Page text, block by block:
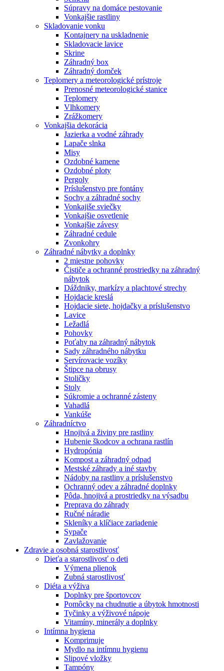
Súpravy na domáce pestovanie
Vonkajšie rastliny
Skladovanie vonku
Kontajnery na uskladnenie
Skladovacie lavice
Skrine
Záhradný box
Záhradný domček
Teplomery a meteorologické prístroje
Prenosné meteorologické stanice
Teplomery
Vlhkomery
Zrážkomery
Vonkajšia dekorácia
Jazierka a vodné záhrady
Lapače slnka
Misy
Ozdobné kamene
Ozdobné ploty
Pergoly
Príslušenstvo pre fontány
Sochy a záhradné sochy
Vonkajiše sviečky
Vonkajšie osvetlenie
Vonkajšie závesy
Záhradné cedule
Zvonkohry
Záhradné nábytky a doplnky
2 miestne pohovky
Čističe a ochranné prostriedky na záhradný
nábytok
Dáždniky, markízy a plachtové strechy
Hojdacie kreslá
Hojdacie siete, hojdačky a príslušenstvo
Lavice
Ležadlá
Pohovky
Poťahy na záhradný nábytok
Sady záhradného nábytku
Servírovacie vozíky
Štipce na obrusy
Stoličky
Stoly
Súkromie a ochranné zásteny
Vahadlá
Vankúše
Záhradníctvo
Hnojivá a živiny pre rastliny
Hubenie škodcov a ochrana rastlín
Hydropónia
Kompost a záhradný odpad
Mestské záhrady a iné stavby
Nádoby na rastliny a príslušenstvo
Ochranný odev a záhradné doplnky
Pôda, hnojivá a prostriedky na výsadbu
Preprava do záhrady
Ručné náradie
Skleníky a klíčiace zariadenie
Sypače
Zavlažovanie
Zdravie a osobná starostlivosť
Dieťa a starostlivosť o deti
Výmena plienok
Zubná starostlivosť
Diéta a výživa
Doplnky pre športovcov
Pomôcky na chudnutie a úbytok hmotnosti
Tyčinky a výživové nápoje
Vitamíny, minerály a doplnky
Intímna hygiena
Komprimuje
Mydlo na intímnu hygienu
Slipové vložky
Tampóny